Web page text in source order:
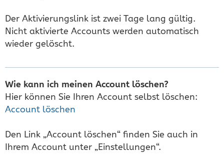
Der Aktivierungslink ist zwei Tage lang gültig.
Nicht aktivierte Accounts werden automatisch
wieder gelöscht.
Wie kann ich meinen Account löschen?
Hier können Sie Ihren Account selbst löschen:
Account löschen
Den Link „Account löschen“ finden Sie auch in
Ihrem Account unter „Einstellungen“.